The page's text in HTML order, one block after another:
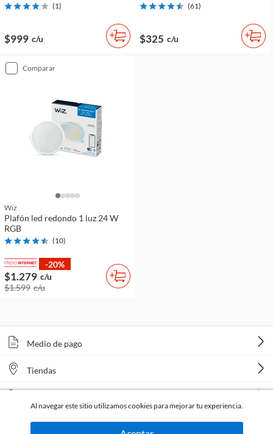
(1)
$999 c/u
(61)
$325 c/u
comparar
Wiz
Plafón led redondo 1 luz 24 W
RGB
(10)
-20%
$1.279 c/u
$1.599 c/u
Medio de pago
Tiendas
Al navegar este sitio utilizamos cookies para mejorar tu experiencia.